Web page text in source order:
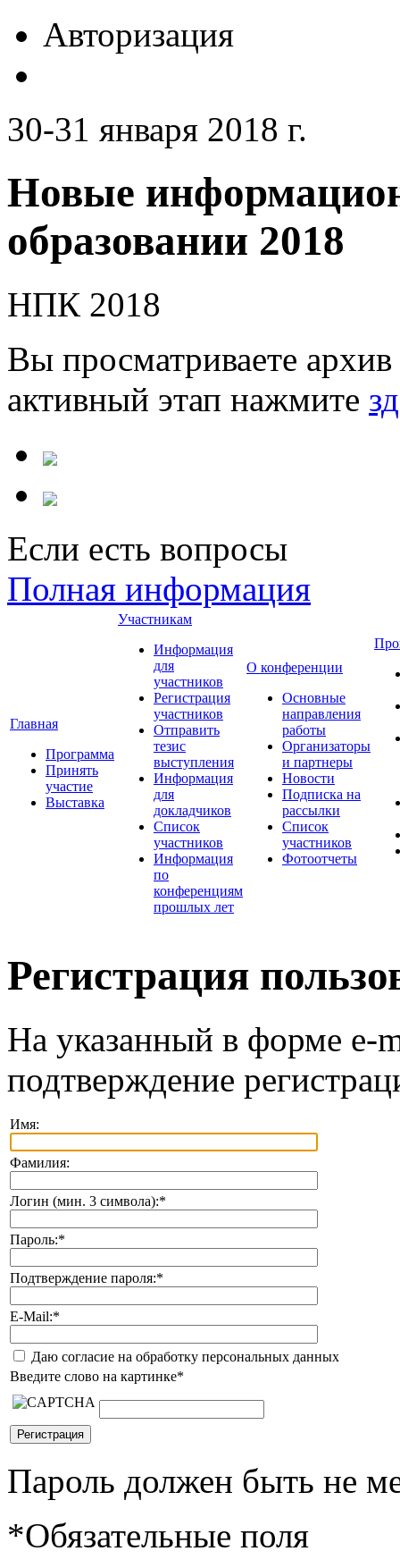
Авторизация
30-31 января 2018 г.
Новые
образовании 2018
НПК 2018
Вы просматриваете
активный этап нажмите
Если есть вопросы
Полная информация
Главная
Программа
Принять
участие
Выставка
Участникам
Информация
для
участников
Регистрация
участников
Отправить
тезис
выступления
Информация
для
докладчиков
Список
участников
Информация
по
конференциям
прошлых лет
О конференции
Основные
направления
работы
Организаторы
и партнеры
Новости
Подписка на
рассылки
Список
участников
Фотоотчеты
Регистрация
На указанный в форме e-
подтверждение
Имя:
Фамилия:
Логин (мин. 3 символа):*
Пароль:*
Подтверждение пароля:*
E-Mail:*
Даю согласие на обработку персональных данных
Введите слово на картинке*
Пароль должен быть не
*Обязательные поля